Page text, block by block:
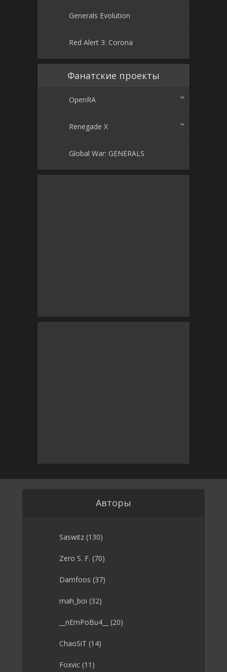
Generals Evolution
Red Alert 3: Corona
Фанатские проекты
OpenRA
Renegade X
Global War: GENERALS
Авторы
Saswitz (130)
Zero S. F. (70)
Damfoos (37)
mah_boi (32)
__nEmPoBu4__ (20)
ChaoSiT (14)
Foxvic (11)